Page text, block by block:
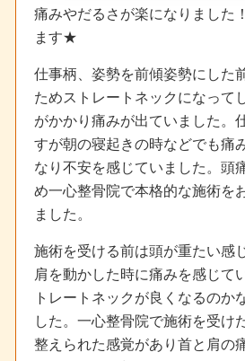
痛みやだるさが楽になりました
ます★
仕事柄、姿勢を前傾姿勢にした
ためストレートネックになって
がかかり痛みが出ていました。
すが朝の寝起きの時などでも痛
なり不安を感じていました。頭
め一心整骨院で本格的な施術を
ました。
施術を受ける前は頭が重たい感
肩を動かした時に痛みを感じて
トレートネックが良くなるのか
した。一心整骨院で施術を受け
整えられた感覚があり首と肩の